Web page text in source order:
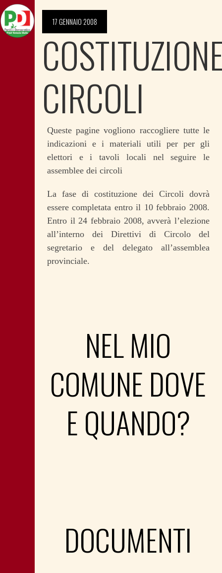
17 GENNAIO 2008
CIRCOLI
Queste pagine vogliono raccogliere tutte le
indicazioni e i materiali utili per per gli
elettori e i tavoli locali nel seguire le
assemblee dei circoli
La fase di costituzione dei Circoli dovrà
essere completata entro il 10 febbraio 2008.
Entro il 24 febbraio 2008, avverà l’elezione
all’interno dei Direttivi di Circolo del
segretario e del delegato all’assemblea
provinciale.
NEL MIO
COMUNE DOVE
E QUANDO?
DOCUMENTI